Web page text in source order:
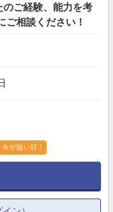
ご経験、能力を考
ご相談ください！
今が狙い目！